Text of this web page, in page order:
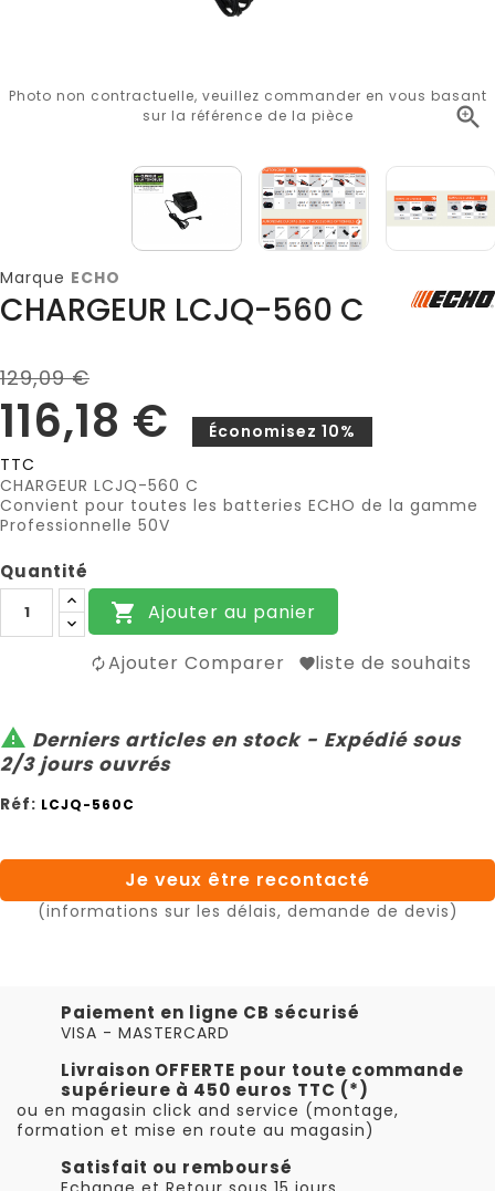

Photo non contractuelle, veuillez commander en vous basant
sur la référence de la pièce
Marque ECHO
CHARGEUR LCJQ-560 C
129,09 €
116,18 €
Économisez 10%
TTC
CHARGEUR LCJQ-560 C
Convient pour toutes les batteries ECHO de la gamme
Professionnelle 50V
Quantité
 Ajouter au panier
Ajouter Comparer liste de souhaits
 Derniers articles en stock - Expédié sous
2/3 jours ouvrés
Réf: LCJQ-560C
Je veux être recontacté
(informations sur les délais, demande de devis)
Paiement en ligne CB sécurisé
VISA - MASTERCARD
Livraison OFFERTE pour toute commande
supérieure à 450 euros TTC (*)
ou en magasin click and service (montage,
formation et mise en route au magasin)
Satisfait ou remboursé